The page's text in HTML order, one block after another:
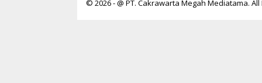
© 2026 - @ PT. Cakrawarta Megah Mediatama.